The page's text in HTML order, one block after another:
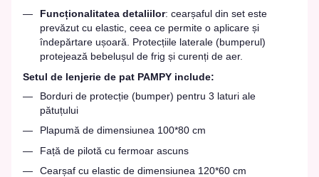
Funcționalitatea detaliilor: cearșaful din set este
prevăzut cu elastic, ceea ce permite o aplicare și
îndepărtare ușoară. Protecțiile laterale (bumperul)
protejează bebelușul de frig și curenți de aer.
Setul de lenjerie de pat PAMPY include:
Borduri de protecție (bumper) pentru 3 laturi ale
pătuțului
Plapumă de dimensiunea 100*80 cm
Față de pilotă cu fermoar ascuns
Cearșaf cu elastic de dimensiunea 120*60 cm